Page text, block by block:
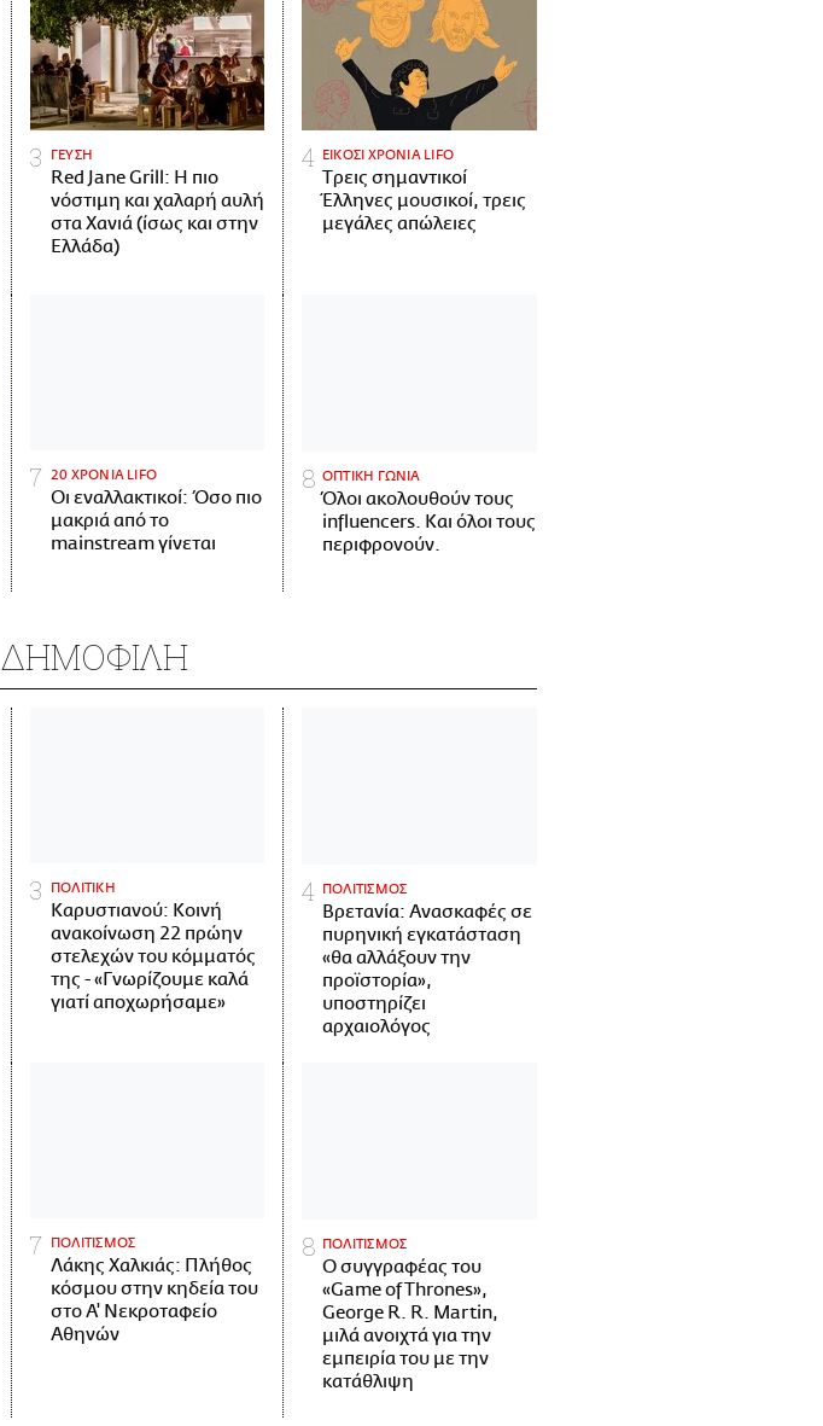
ΓΕΥΣΗ
Red Jane Grill: Η πιο
νόστιμη και χαλαρή αυλή
στα Χανιά (ίσως και στην
Ελλάδα)
ΕΙΚΟΣΙ ΧΡΟΝΙΑ LIFO
Tρεις σημαντικοί
Έλληνες μουσικοί, τρεις
μεγάλες απώλειες
20 ΧΡΟΝΙΑ LIFO
Οι εναλλακτικοί: Όσο πιο
μακριά από το
mainstream γίνεται
ΟΠΤΙΚΗ ΓΩΝΙΑ
Όλοι ακολουθούν τους
influencers. Και όλοι τους
περιφρονούν.
ΔΗΜΟΦΙΛΗ
ΠΟΛΙΤΙΚΗ
Καρυστιανού: Κοινή
ανακοίνωση 22 πρώην
στελεχών του κόμματός
της - «Γνωρίζουμε καλά
γιατί αποχωρήσαμε»
ΠΟΛΙΤΙΣΜΟΣ
Βρετανία: Ανασκαφές σε
πυρηνική εγκατάσταση
«θα αλλάξουν την
προϊστορία»,
υποστηρίζει
αρχαιολόγος
ΠΟΛΙΤΙΣΜΟΣ
Λάκης Χαλκιάς: Πλήθος
κόσμου στην κηδεία του
στο Α' Νεκροταφείο
Αθηνών
ΠΟΛΙΤΙΣΜΟΣ
Ο συγγραφέας του
«Game of Thrones»,
George R. R. Martin,
μιλά ανοιχτά για την
εμπειρία του με την
κατάθλιψη